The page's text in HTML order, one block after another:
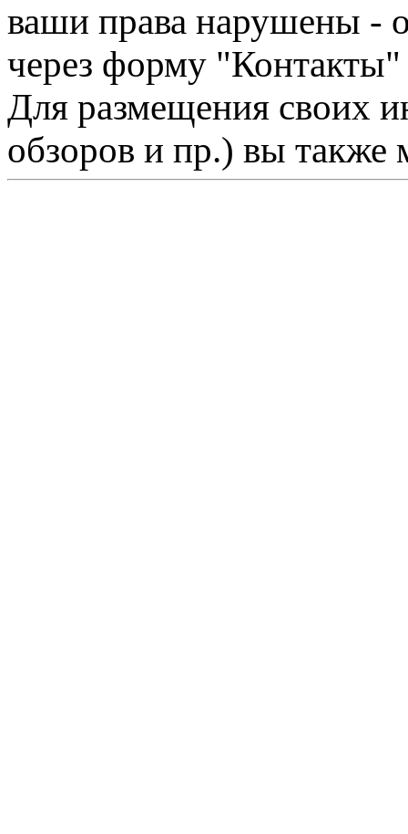
ваши права нарушены -
через форму "Контакты"
Для размещения своих
обзоров и пр.) вы также